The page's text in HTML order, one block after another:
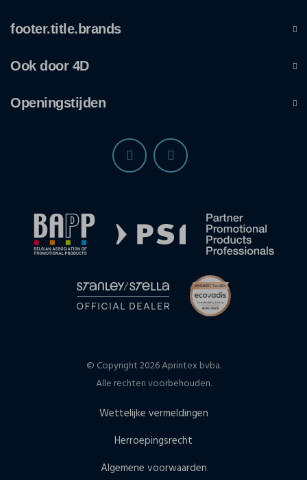
footer.title.brands
Ook door 4D
Openingstijden
© Copyright 2026 Aprintex bvba.
Alle rechten voorbehouden.
Wettelijke vermeldingen
Herroepingsrecht
Algemene voorwaarden